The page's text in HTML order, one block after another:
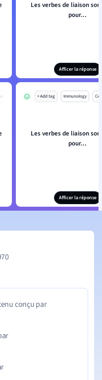
Les verbes de liaison
pour...
Afficer la réponse
+ Add tag Immunology
Les verbes de liaison
pour...
Afficer la réponse
conçu par